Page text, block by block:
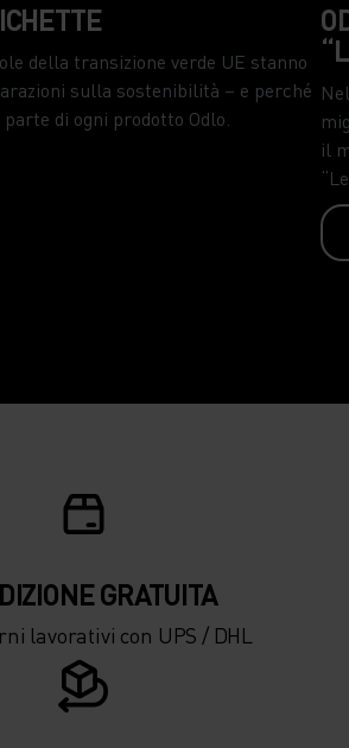
della transizione verde UE stanno
sulla sostenibilità – e perché
di ogni prodotto Odlo.
il
​​​​​​GRATUITA
lavorativi con UPS / DHL